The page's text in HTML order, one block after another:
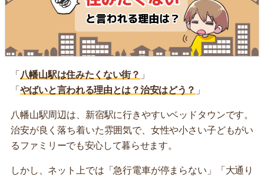
「 八幡山駅は住みたくない街？ 」
「 やばいと言われる理由とは？治安はどう？ 」
八幡山駅周辺は、新宿駅に行きやすいベッドタウンです。
治安が良く落ち着いた雰囲気で、女性や小さい子どもがい
るファミリーでも安心して暮らせます。
しかし、ネット上では「急行電車が停まらない」「大通り